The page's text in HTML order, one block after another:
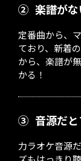
② 楽譜が
定番曲から、
ており、新着
から、楽譜が
かる！
③ 音源だ
力ラオケ音源